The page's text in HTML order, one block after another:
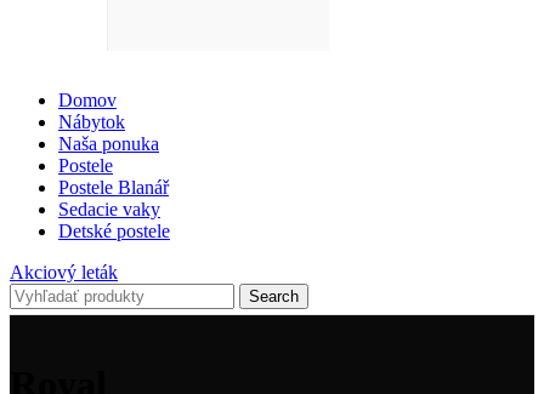
Domov
Nábytok
Naša ponuka
Postele
Postele Blanář
Sedacie vaky
Detské postele
Akciový leták
Search